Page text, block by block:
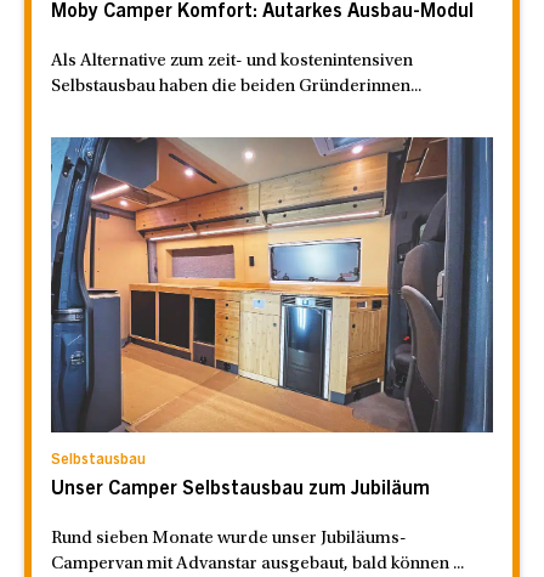
Moby Camper Komfort: Autarkes Ausbau-Modul
Als Alternative zum zeit- und kostenintensiven
Selbstausbau haben die beiden Gründerinnen...
Selbstausbau
Unser Camper Selbstausbau zum Jubiläum
Rund sieben Monate wurde unser Jubiläums-
Campervan mit Advanstar ausgebaut, bald können ...